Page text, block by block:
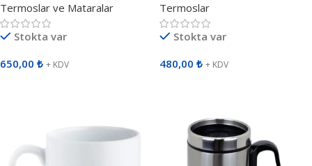
Termoslar ve Mataralar
Stokta var
650,00 ₺ + KDV
Termoslar
Stokta var
480,00 ₺ + KDV